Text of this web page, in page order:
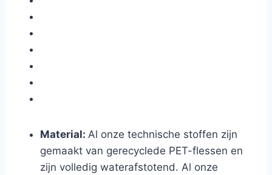
Material: Al onze technische stoffen zijn
gemaakt van gerecyclede PET-flessen en
zijn volledig waterafstotend. Al onze